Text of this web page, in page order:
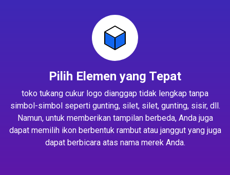
Pilih Elemen yang Tepat
toko tukang cukur logo dianggap tidak lengkap tanpa
simbol-simbol seperti gunting, silet, silet, gunting, sisir, dll.
Namun, untuk memberikan tampilan berbeda, Anda juga
dapat memilih ikon berbentuk rambut atau janggut yang juga
dapat berbicara atas nama merek Anda.